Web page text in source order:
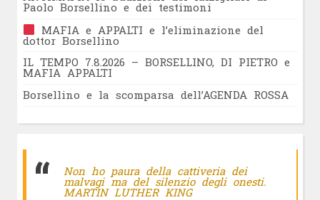
Paolo Borsellino e dei testimoni
MAFIA e APPALTI e l’eliminazione del
dottor Borsellino
IL TEMPO 7.8.2026 – BORSELLINO, DI PIETRO e
MAFIA APPALTI
Borsellino e la scomparsa dell’AGENDA ROSSA
Non ho paura della cattiveria dei
malvagi ma del silenzio degli onesti.
MARTIN LUTHER KING